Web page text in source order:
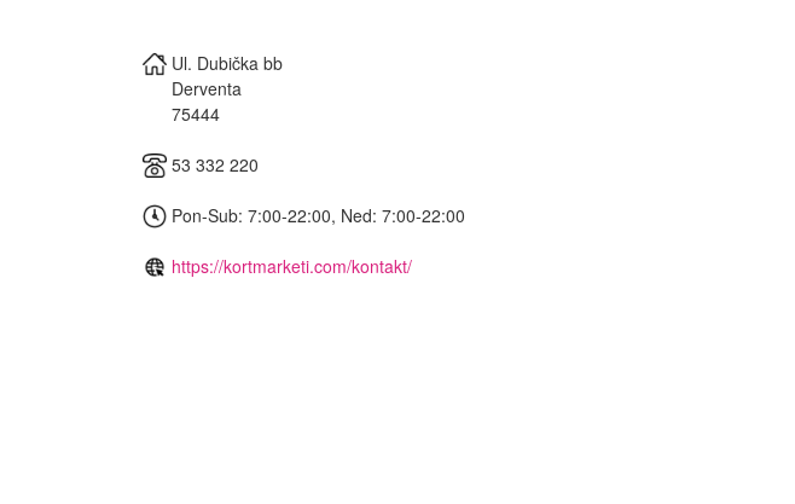
Ul. Dubička bb
Derventa
75444
53 332 220
Pon-Sub: 7:00-22:00, Ned: 7:00-22:00
https://kortmarketi.com/kontakt/